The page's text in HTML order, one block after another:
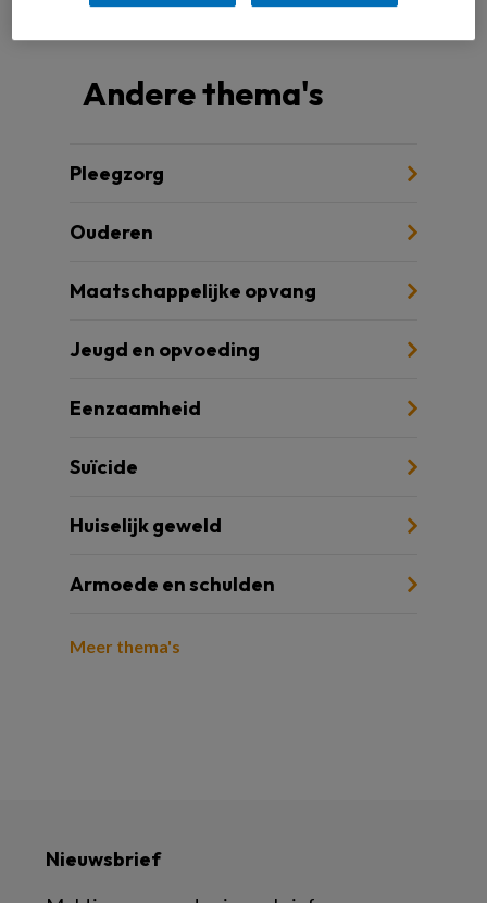
Andere thema's
Pleegzorg
Ouderen
Maatschappelijke opvang
Jeugd en opvoeding
Eenzaamheid
Suïcide
Huiselijk geweld
Armoede en schulden
Meer thema's
Nieuwsbrief